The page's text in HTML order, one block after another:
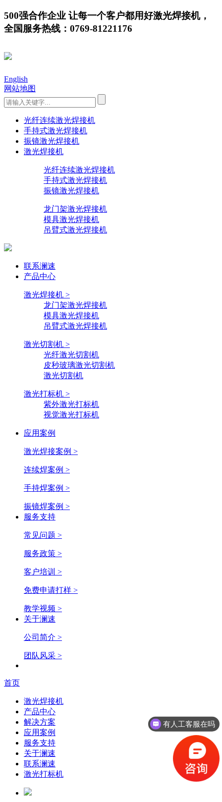
500强合作企业 让每一个客户都用好激光焊接机，
全国服务热线：0769-81221176
English
网站地图
光纤连续激光焊接机
手持式激光焊接机
振镜激光焊接机
激光焊接机
光纤连续激光焊接机
手持式激光焊接机
振镜激光焊接机
龙门架激光焊接机
模具激光焊接机
吊臂式激光焊接机
联系澜速
产品中心
激光焊接机 >
龙门架激光焊接机
模具激光焊接机
吊臂式激光焊接机
激光切割机 >
光纤激光切割机
皮秒玻璃激光切割机
激光切割机
激光打标机 >
紫外激光打标机
视觉激光打标机
应用案例
激光焊接案例 >
连续焊案例 >
手持焊案例 >
振镜焊案例 >
服务支持
常见问题 >
服务政策 >
客户培训 >
免费申请打样 >
教学视频 >
关于澜速
公司简介 >
团队风采 >
首页
激光焊接机
产品中心
解决方案
应用案例
服务支持
关于澜速
联系澜速
激光打标机
有人工客服在吗